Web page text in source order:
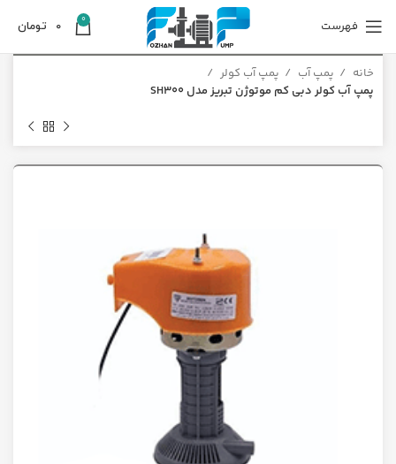
فهرست 0
0 تومان
خانه پمپ آب
پمپ آب کولر
پمپ آب کولر دبی کم موتوژن تبریز مدل SH300